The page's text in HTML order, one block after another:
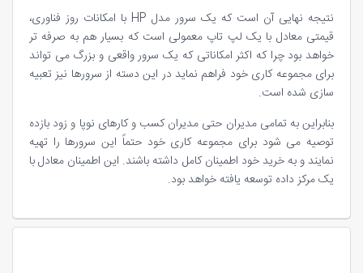
نتیجه نهایی آن است که یک سرور مدل HP با امکانات روز فناوری،
قیمتی معادل با یک لپ تاپ معمولی است که بسیار هم به صرفه تر
خواهد بود چرا که اکثر امکاناتی که یک سرور واقعی و بزرگ می تواند
برای مجموعه کاری خود فراهم نماید در این دسته از سرورها نیز تعبیه
سازی شده است.
بنابراین به تمامی مدیران حتی مدیران کسب و کارهای نوپا و زود بازده
توصیه می شود برای مجموعه کاری خود حتماً این سرورها را تهیه
نمایند و به خرید خود اطمینان کامل داشته باشند. این اطمینان معادل با
یک مرکز داده توسعه یافته خواهد بود.